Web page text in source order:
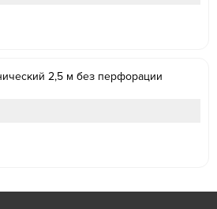
2,5 м без перфорации